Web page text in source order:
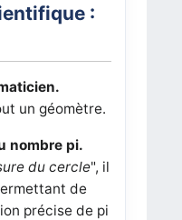
:
un géomètre.
nombre pi.
du cercle", il
de
précise de pi